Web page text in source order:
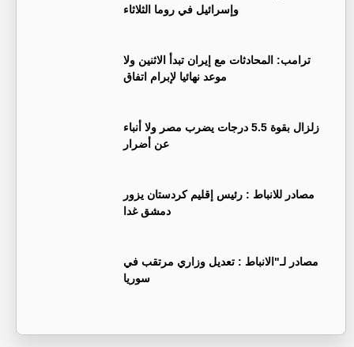
وإسرائيل في روما الثلاثاء
ترامب: المحادثات مع إيران تبدأ الاثنين ولا
موعد نهائيا لإبرام اتفاق
زلزال بقوة 5.5 درجات يضرب مصر ولا أنباء
عن أضرار
‏مصادر للانباط : رئيس إقليم كردستان يزور
دمشق غدا
‏مصادر لـ"الانباط : تعديل وزاري مرتقب في
سوريا